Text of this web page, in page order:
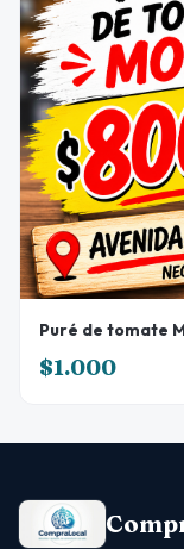
Puré de tomate
$1.000